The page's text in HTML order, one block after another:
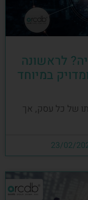
לראשונה
במיוחד
של כל עסק, אך